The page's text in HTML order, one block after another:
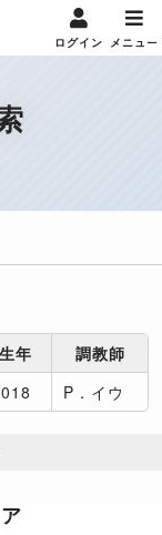
ログイン メニュー
生年
調教師
P．イウ